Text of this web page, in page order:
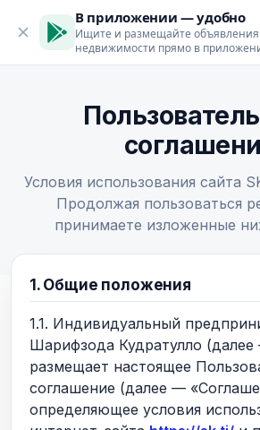
В приложении — удобно
Ищите и размещайте
недвижимости прямо в
Условия использования сайта
Продолжая пользоваться
принимаете изложенные
1. Общие положения
1.1. Индивидуальный
Шарифзода Кудратулло
размещает настоящее
соглашение (далее —
определяющее условия